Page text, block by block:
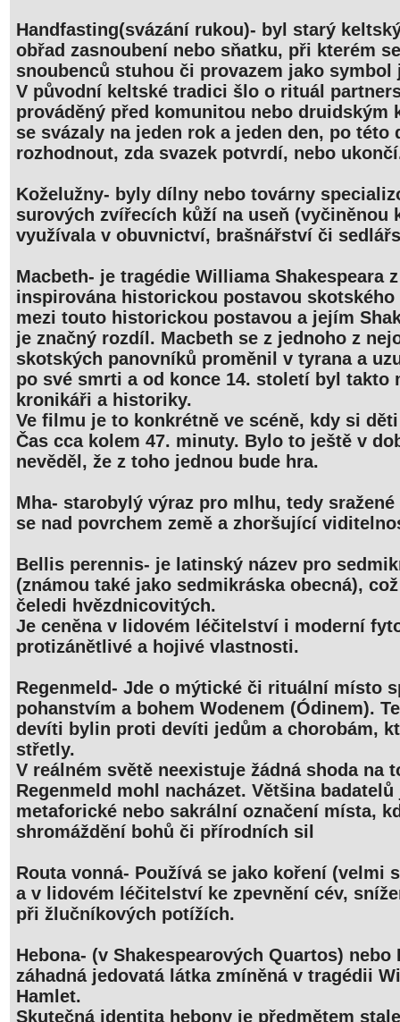
Handfasting(svázání rukou)- byl starý
obřad zasnoubení nebo sňatku, při kterém
snoubenců stuhou či provazem jako symbol
V původní keltské tradici šlo o rituál
prováděný před komunitou nebo druidským
se svázaly na jeden rok a jeden den, po této
rozhodnout, zda svazek potvrdí, nebo
Koželužny- byly dílny nebo továrny
surových zvířecích kůží na useň (vyčiněnou
využívala v obuvnictví, brašnářství či
Macbeth- je tragédie Williama Shakespeara
inspirována historickou postavou skotského
mezi touto historickou postavou a jejím
je značný rozdíl. Macbeth se z jednoho z
skotských panovníků proměnil v tyrana a
po své smrti a od konce 14. století byl takto
kronikáři a historiky.
Ve filmu je to konkrétně ve scéně, kdy si
Čas cca kolem 47. minuty. Bylo to ještě v
nevěděl, že z toho jednou bude hra.
Mha- starobylý výraz pro mlhu, tedy
se nad povrchem země a zhoršující
Bellis perennis- je latinský název pro
(známou také jako sedmikráska obecná),
čeledi hvězdnicovitých.
Je ceněna v lidovém léčitelství i moderní
protizánětlivé a hojivé vlastnosti.
Regenmeld- Jde o mýtické či rituální místo
pohanstvím a bohem Wodenem (Ódinem).
devíti bylin proti devíti jedům a chorobám,
střetly.
V reálném světě neexistuje žádná shoda na
Regenmeld mohl nacházet. Většina
metaforické nebo sakrální označení místa,
shromáždění bohů či přírodních sil
Routa vonná- Používá se jako koření (velmi
a v lidovém léčitelství ke zpevnění cév,
při žlučníkových potížích.
Hebona- (v Shakespearových Quartos) nebo
záhadná jedovatá látka zmíněná v tragédii
Hamlet.
Skutečná identita hebony je předmětem